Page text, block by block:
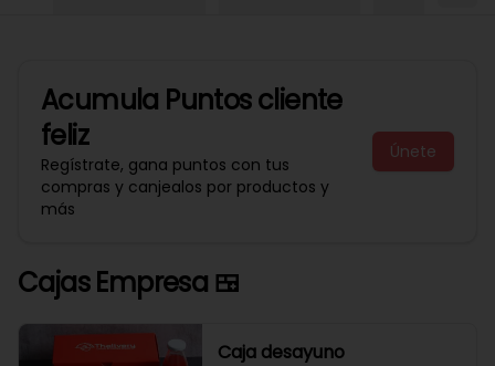
Acumula Puntos cliente
feliz
Regístrate, gana puntos con tus
compras y canjealos por productos y
más
Únete
Cajas Empresa 🍱
Caja desayuno